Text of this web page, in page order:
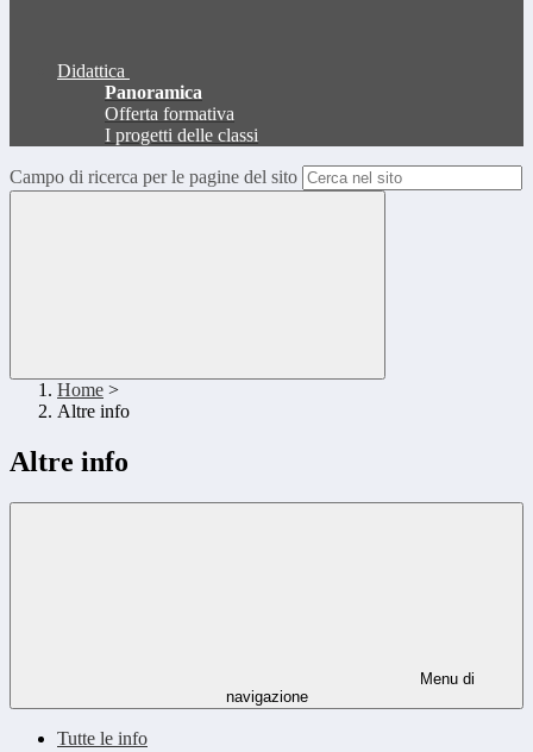
Didattica
Panoramica
Offerta formativa
I progetti delle classi
Campo di ricerca per le pagine del sito
Home >
Altre info
Altre info
Menu di
navigazione
Tutte le info